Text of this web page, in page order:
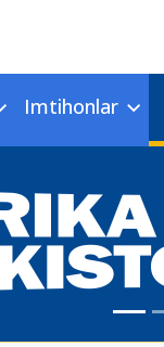
Imtihonlar